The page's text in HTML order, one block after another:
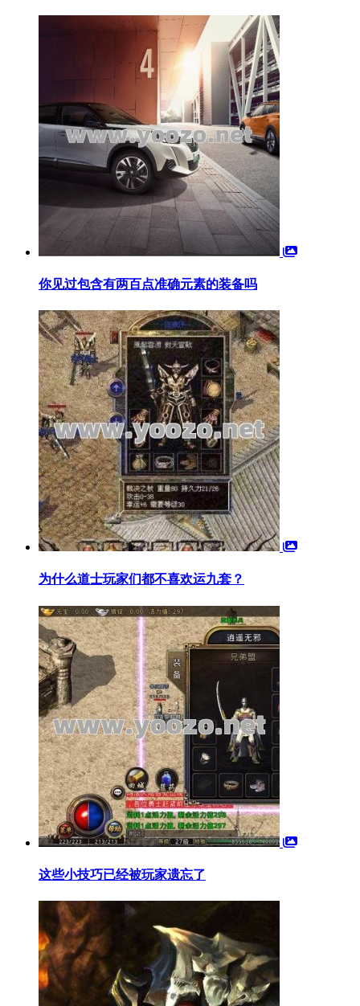
你见过包含有两百点准确元素的装备吗
为什么道士玩家们都不喜欢运九套？
这些小技巧已经被玩家遗忘了